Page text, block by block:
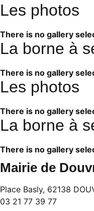
Les photos
There is no gallery
La borne à
There is no gallery
Les photos
There is no gallery
La borne à
There is no gallery
Mairie de
Place Basly, 62138
03 21 77 39 77